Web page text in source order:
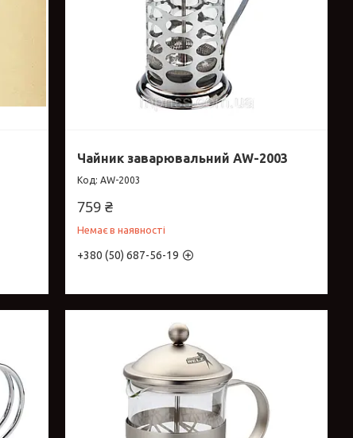
Чайник заварювальний AW-2003
AW-2003
759 ₴
Немає в наявності
+380 (50) 687-56-19